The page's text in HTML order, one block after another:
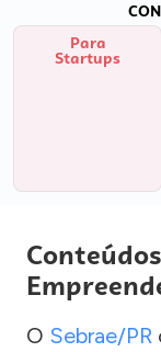
Para
Startups
O Sebrae/PR